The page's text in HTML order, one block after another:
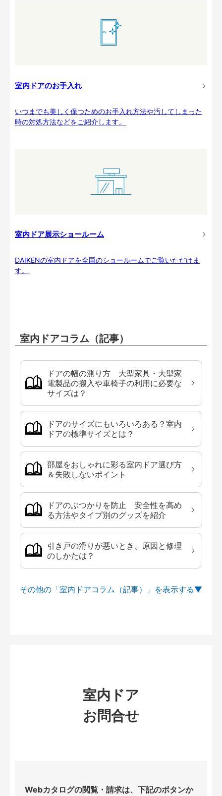
室内ドアのお手入れ
いつまでも美しく保つためのお手入れ方法や汚してしまった
時の対処方法などをご紹介します。
室内ドア展示ショールーム
DAIKENの室内ドアを全国のショールームでご覧いただけま
す。
室内ドアコラム（記事）
ドアの幅の測り方 大型家具・大型家
電製品の搬入や車椅子の利用に必要な
サイズは？
ドアのサイズにもいろいろある？室内
ドアの標準サイズとは？
部屋をおしゃれに彩る室内ドア選び方
＆失敗しないポイント
ドアのぶつかりを防止 安全性を高め
る方法やタイプ別のグッズを紹介
引き戸の滑りが悪いとき、原因と修理
のしかたは？
その他の「室内ドアコラム（記事）」を
室内ドア
お問合せ
Webカタログの閲覧・請求は、下記のボタンか